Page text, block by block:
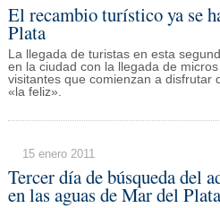
El recambio turístico ya se
Plata
La llegada de turistas en esta
en la ciudad con la llegada de
visitantes que comienzan a disfrutar
«la feliz».
15 enero 2011
Tercer día de búsqueda del
en las aguas de Mar del Plata